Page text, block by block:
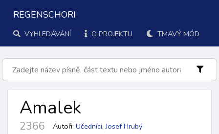
REGENSCHORI
VYHLEDÁVÁNÍ O PROJEKTU TMAVÝ MÓD
Amalek
2366 Autoři: Učedníci, Josef Hrubý